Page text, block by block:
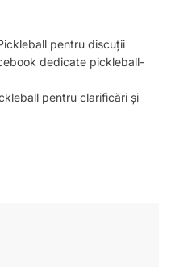
pentru discuții
dedicate pickleball-
pentru clarificări și